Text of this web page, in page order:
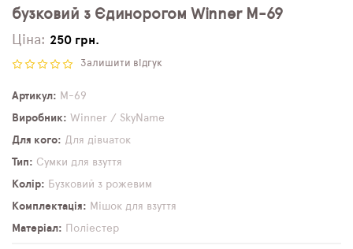
бузковий з Єдинорогом Winner M-69
Ціна: 250 грн.
Залишити відгук
Артикул
M-69
Виробник
Winner / SkyName
Для кого
Для дівчаток
Тип
Сумки для взуття
Колір
Бузковий з рожевим
Комплектація
Мішок для взуття
Матеріал
Поліестер